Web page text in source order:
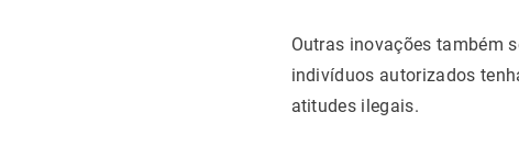
Outras inovações também
indivíduos autorizados
atitudes ilegais.